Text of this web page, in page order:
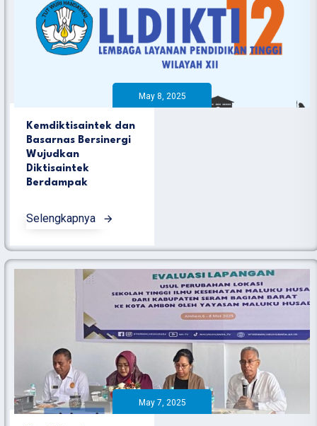
May 8, 2025
Kemdiktisaintek dan
Basarnas Bersinergi
Wujudkan
Diktisaintek
Berdampak
Selengkapnya
May 7, 2025